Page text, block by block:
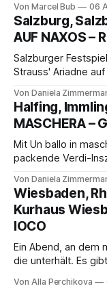
eine bildgewaltige
die komplexe
Franziskus.
Von Marcel Bub 06
Salzburg,
AUF NAXOS –
Salzburger
Strauss' Ariadne
Aufführung mit
Philharmonikern,
hinter den
Von Daniela
Halfing,
MASCHERA –
Mit Un ballo in
packende Verdi-
psychologische
einem
überzeugenden
Von Daniela
Wiesbaden,
Kurhaus
IOCO
Ein Abend, an dem man
die unterhält. Es
Genau so war der
Von Alla Perchikova